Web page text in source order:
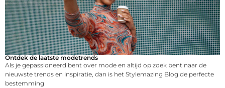
Ontdek de laatste modetrends
Als je gepassioneerd bent over mode en altijd op zoek bent naar de
nieuwste trends en inspiratie, dan is het Stylemazing Blog de perfecte
bestemming